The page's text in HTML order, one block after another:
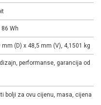
Wh
mm (D) x 48,5 mm (V), 4,1501 kg
performanse, garancija od
bolji za ovu cijenu, masa, cijena